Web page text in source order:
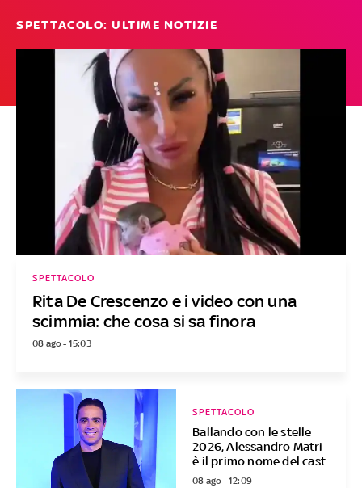
SPETTACOLO: ULTIME NOTIZIE
Rita De Crescenzo e i video con una
scimmia: che cosa si sa finora
SPETTACOLO
08 ago - 15:03
Ballando con le stelle
2026, Alessandro Matri
è il primo nome del cast
SPETTACOLO
08 ago - 12:09